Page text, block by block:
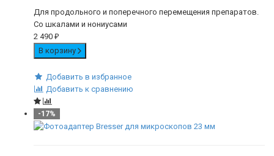
Для продольного и поперечного перемещения препаратов.
Со шкалами и нониусами
2 490 ₽
В корзину
Добавить в избранное
Добавить к сравнению
-17%